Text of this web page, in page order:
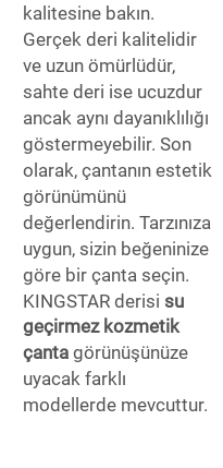
kalitesine bakın.
Gerçek deri kalitelidir
ve uzun ömürlüdür,
sahte deri ise ucuzdur
ancak aynı dayanıklılığı
göstermeyebilir. Son
olarak, çantanın estetik
görünümünü
değerlendirin. Tarzınıza
uygun, sizin beğeninize
göre bir çanta seçin.
KINGSTAR derisi su
geçirmez kozmetik
çanta görünüşünüze
uyacak farklı
modellerde mevcuttur.